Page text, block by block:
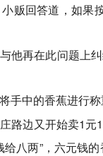
贩回答道，如果
他再在此问题上
手中的香蕉进行
八两”，六元钱